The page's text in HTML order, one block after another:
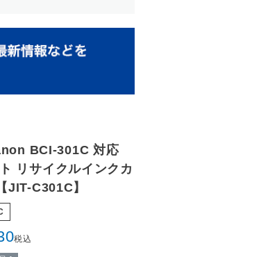
BCI-301C 対応
リサイクルインクカ
JIT-C301C】
税込